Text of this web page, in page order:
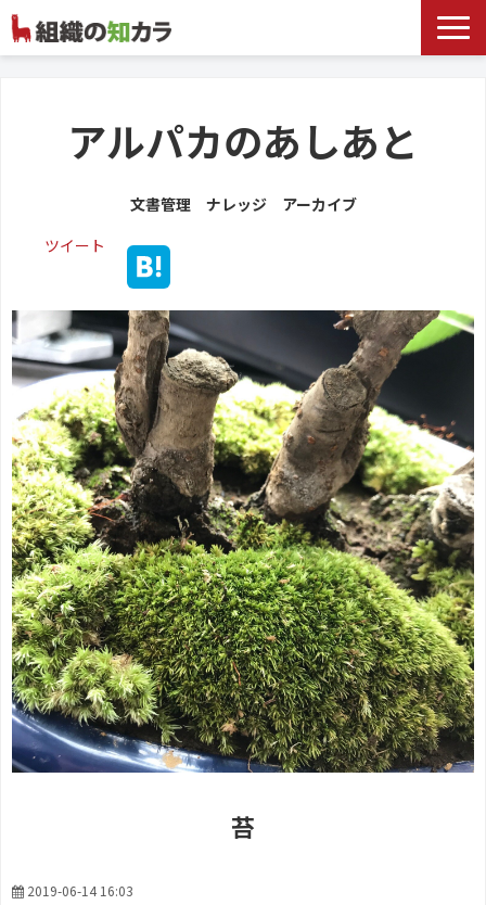
お役立ち記事
記事カテゴリ一覧
お客様事例
アルパカのあしあと
文書管理 ナレッジ アーカイブ
ツイート
苔
2019-06-14 16:03